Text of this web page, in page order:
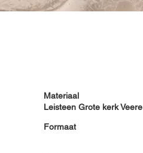
Materiaal
Leisteen Grote kerk Veere
Formaat